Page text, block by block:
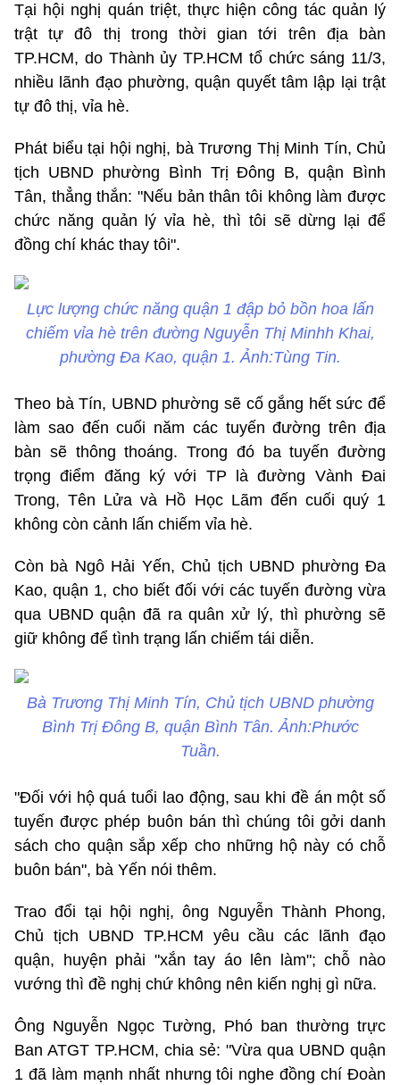
Tại hội nghị quán triệt, thực hiện công tác quản lý
trật tự đô thị trong thời gian tới trên địa bàn
TP.HCM, do Thành ủy TP.HCM tổ chức sáng 11/3,
nhiều lãnh đạo phường, quận quyết tâm lập lại trật
tự đô thị, vỉa hè.
Phát biểu tại hội nghị, bà Trương Thị Minh Tín, Chủ
tịch UBND phường Bình Trị Đông B, quận Bình
Tân, thẳng thắn: "Nếu bản thân tôi không làm được
chức năng quản lý vỉa hè, thì tôi sẽ dừng lại để
đồng chí khác thay tôi".
Lực lượng chức năng quận 1 đập bỏ bồn hoa lấn
chiếm vỉa hè trên đường Nguyễn Thị Minhh Khai,
phường Đa Kao, quận 1. Ảnh:Tùng Tin.
Theo bà Tín, UBND phường sẽ cố gắng hết sức để
làm sao đến cuối năm các tuyến đường trên địa
bàn sẽ thông thoáng. Trong đó ba tuyến đường
trọng điểm đăng ký với TP là đường Vành Đai
Trong, Tên Lửa và Hồ Học Lãm đến cuối quý 1
không còn cảnh lấn chiếm vỉa hè.
Còn bà Ngô Hải Yến, Chủ tịch UBND phường Đa
Kao, quận 1, cho biết đối với các tuyến đường vừa
qua UBND quận đã ra quân xử lý, thì phường sẽ
giữ không để tình trạng lấn chiếm tái diễn.
Bà Trương Thị Minh Tín, Chủ tịch UBND phường
Bình Trị Đông B, quận Bình Tân. Ảnh:Phước
Tuần.
"Đối với hộ quá tuổi lao động, sau khi đề án một số
tuyến được phép buôn bán thì chúng tôi gởi danh
sách cho quận sắp xếp cho những hộ này có chỗ
buôn bán", bà Yến nói thêm.
Trao đổi tại hội nghị, ông Nguyễn Thành Phong,
Chủ tịch UBND TP.HCM yêu cầu các lãnh đạo
quận, huyện phải "xắn tay áo lên làm"; chỗ nào
vướng thì đề nghị chứ không nên kiến nghị gì nữa.
Ông Nguyễn Ngọc Tường, Phó ban thường trực
Ban ATGT TP.HCM, chia sẻ: "Vừa qua UBND quận
1 đã làm mạnh nhất nhưng tôi nghe đồng chí Đoàn